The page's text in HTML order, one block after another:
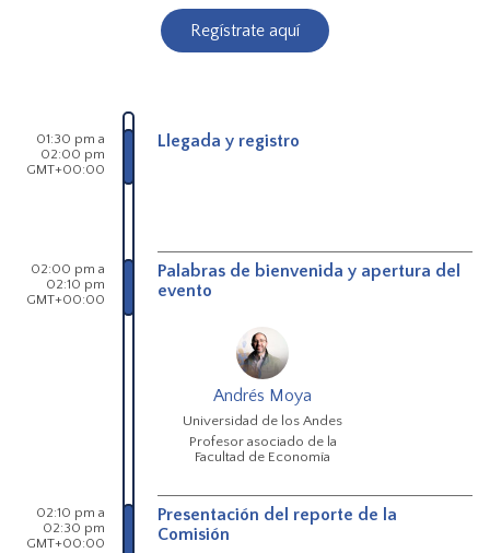
Regístrate aquí
01:30 pm a
02:00 pm
GMT+00:00
Llegada y registro
02:00 pm a
02:10 pm
GMT+00:00
Palabras de bienvenida y apertura del
evento
Andrés Moya
Universidad de los Andes
Profesor asociado de la
Facultad de Economía
02:10 pm a
02:30 pm
GMT+00:00
Presentación del reporte de la
Comisión